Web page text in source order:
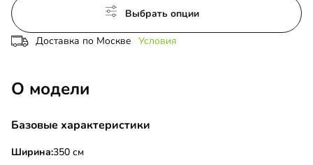
Выбрать опции
Доставка по Москве Условия
О модели
Базовые характеристики
Ширина:350 см